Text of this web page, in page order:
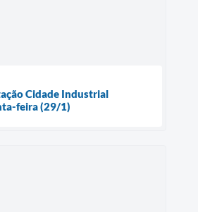
Cidade Industrial
feira (29/1)